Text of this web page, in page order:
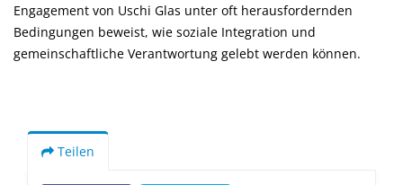
Engagement von Uschi Glas unter oft herausfordernden
Bedingungen beweist, wie soziale Integration und
gemeinschaftliche Verantwortung gelebt werden können.
Teilen